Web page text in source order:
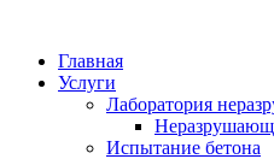
Главная
Услуги
Лаборатория
Испытание бетона